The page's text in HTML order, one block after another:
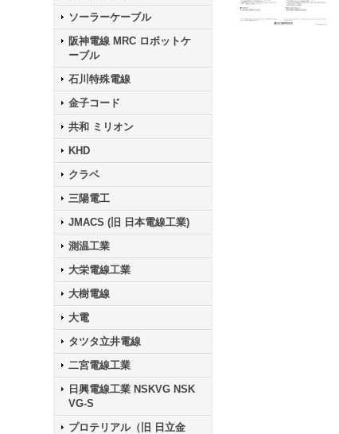
ソーラーケーブル
阪神電線 MRC ロボットケ
ーブル
石川特殊電線
金子コード
共和 ミリオン
KHD
クラベ
三陽電工
JMACS (旧 日本電線工業)
測温工業
大栄電線工業
大樹電線
大電
タツタ立井電線
二宮電線工業
日興電線工業 NSKVG NSK
VG-S
プロテリアル（旧 日立金